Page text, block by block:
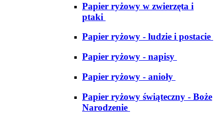
Papier ryżowy w zwierzęta i
ptaki
Papier ryżowy - ludzie i postacie
Papier ryżowy - napisy
Papier ryżowy - anioły
Papier ryżowy świąteczny - Boże
Narodzenie